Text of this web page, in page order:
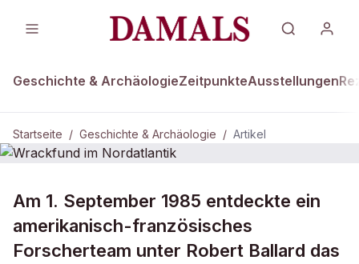
Geschichte & ArchäologieZeitpunkteAusstellungen
Startseite / Geschichte & Archäologie / Artikel
GESCHICHTE & ARCHÄOLOGIE
Wrackfund im Nordatlantik
Am 1. September 1985 entdeckte ein
amerikanisch-französisches
Forscherteam unter Robert Ballard das